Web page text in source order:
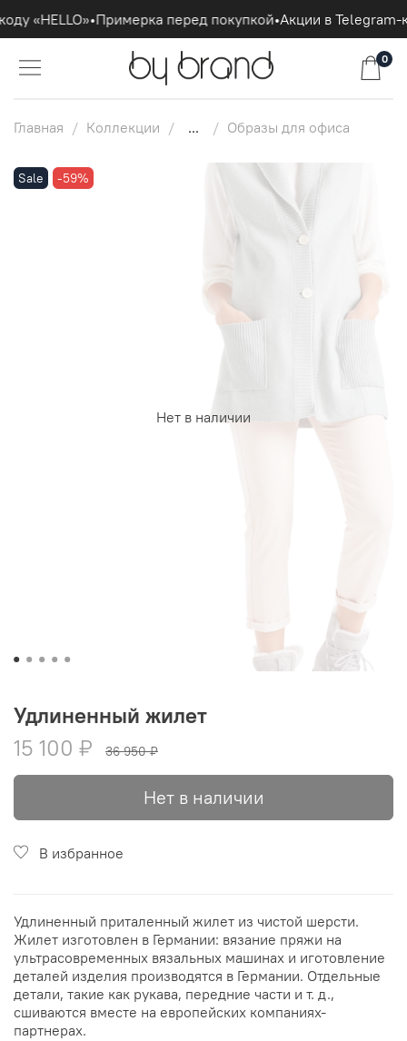
«HELLO»•Примерка перед покупкой•Акции в Telegram-
0
Главная Коллекции ... Образы для офиса
Нет в наличии
Sale -59%
Удлиненный жилет
15 100 ₽
36 950 ₽
Нет в наличии
В избранное
Удлиненный приталенный жилет из чистой шерсти.
Жилет изготовлен в Германии: вязание пряжи на
ультрасовременных вязальных машинах и иготовление
деталей изделия производятся в Германии. Отдельные
детали, такие как рукава, передние части и т. д.,
сшиваются вместе на европейских компаниях-
партнерах.